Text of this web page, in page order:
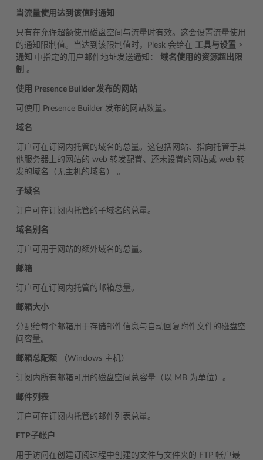
当流量使用达到该值时通知
只有在允许超额使用磁盘空间与流量时有效。这会设置流量使用
的通知限制值。当达到该限制值时，Plesk 会给在 工具与设置 >
通知 中指定的用户邮件地址发送通知： 域名使用的资源超出限
制 。
使用 Presence Builder 发布的网站
可使用 Presence Builder 发布的网站数量。
域名
订户可在订阅内托管的域名的总量。这包括网站、指向托管于其
他服务器上的网站的 web 转发配置、还未设置的网站或 web 转
发的域名（无主机的域名） 。
子域名
订户可在订阅内托管的子域名的总量。
域名别名
订户可用于网站的额外域名的总量。
邮箱
订户可在订阅内托管的邮箱总量。
邮箱大小
分配给每个邮箱用于存储邮件信息与自动回复附件文件的磁盘空
间容量。
邮箱总配额 （Windows 主机）
订阅内所有邮箱可用的磁盘空间总容量（以 MB 为单位）。
邮件列表
订户可在订阅内托管的邮件列表总量。
FTP子帐户
用于访问在创建订阅过程中创建的文件与文件夹的 FTP 帐户最